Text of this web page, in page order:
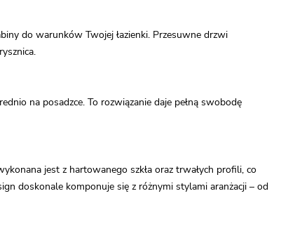
do warunków Twojej łazienki. Przesuwne drzwi
na posadzce. To rozwiązanie daje pełną swobodę
jest z hartowanego szkła oraz trwałych profili, co
doskonale komponuje się z różnymi stylami aranżacji – od